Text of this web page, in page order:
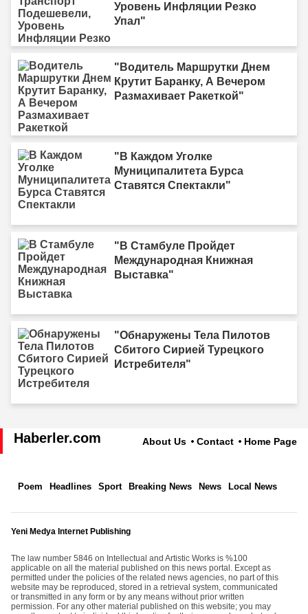
Уровень Инфляции Резко
Упал"
"Водитель Маршрутки Днем
Крутит Баранку, А Вечером
Размахивает Ракеткой"
"В Каждом Уголке
Муниципалитета Бурса
Ставятся Спектакли"
"В Стамбуле Пройдет
Международная Книжная
Выставка"
"Обнаружены Тела Пилотов
Сбитого Сирией Турецкого
Истребителя"
Haberler.com About Us Contact Home Page
Poem Headlines Sport Breaking News News Local News
Yeni Medya Internet Publishing
The law number 5846 on Intellectual and Artistic Works is %100
applicable on all the material published on this news portal. Except as
permitted under the policies of the related news agencies, no part of this
website may be reproduced, stored in a retrieval system, communicated
or transmitted in any form or by any means without prior written
permission. For any other material published on this website; you may